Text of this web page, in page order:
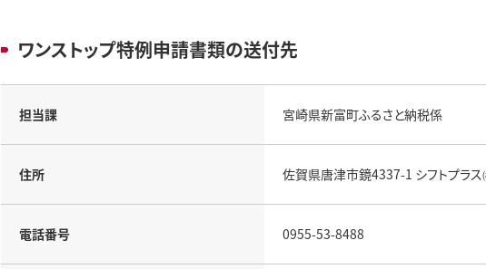
ワンストップ特例申請書類の送付先
担当課 宮崎県新富町ふるさと納税係
住所 佐賀県唐津市鏡4337-1 シフトプラ
電話番号 0955-53-8488